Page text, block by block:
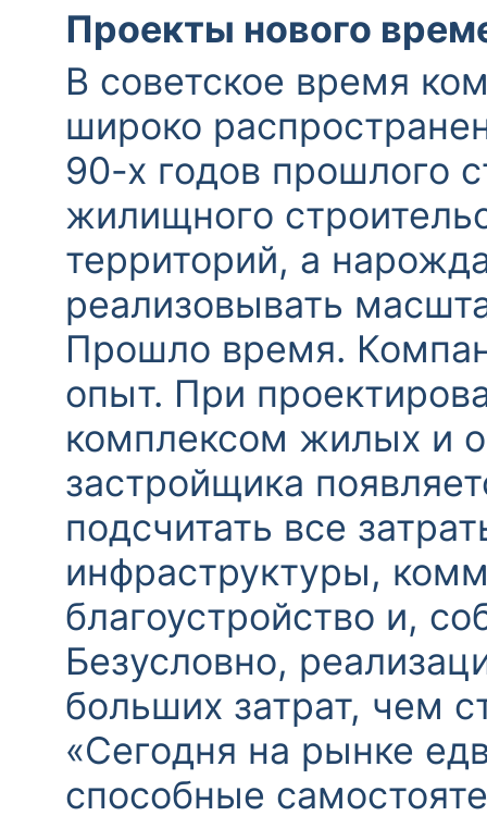
Проекты нового
В советское время
широко
90-х годов прошлого
жилищного
территорий, а
реализовывать
Прошло время.
опыт. При
комплексом жилых и
застройщика
подсчитать все
инфраструктуры,
благоустройство и,
Безусловно,
больших затрат, чем
«Сегодня на рынке
способные